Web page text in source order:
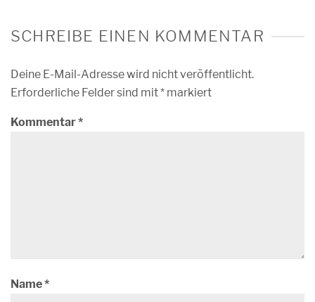
SCHREIBE EINEN KOMMENTAR
Deine E-Mail-Adresse wird nicht veröffentlicht.
Erforderliche Felder sind mit* markiert
Kommentar*
Name*